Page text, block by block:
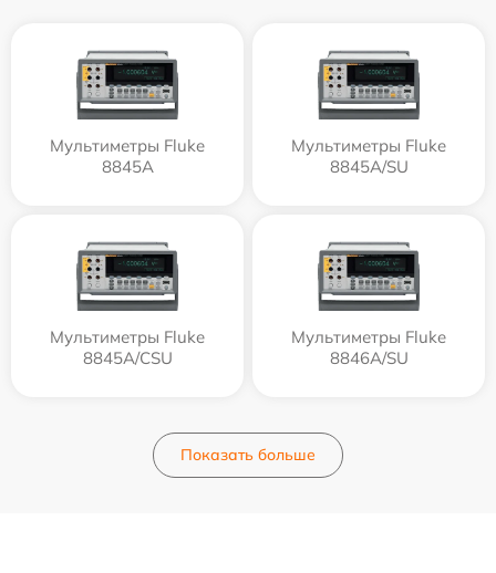
Мультиметры Fluke
8845A
Мультиметры Fluke
8845A/SU
Мультиметры Fluke
8845A/CSU
Мультиметры Fluke
8846A/SU
Показать больше